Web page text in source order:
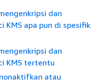
dan
KMS apa pun di spesifik
dan
KMS tertentu
atau